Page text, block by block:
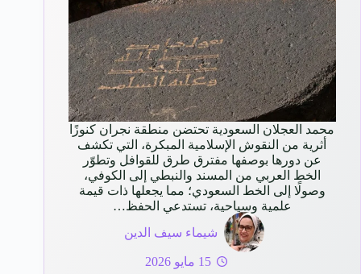
محمد العجلان السعودية تحتضن منطقة نجران كنوزًا
أثرية من النقوش الإسلامية المبكرة، التي تكشف
عن دورها بوصفها مفترق طرق للقوافل وتطوّر
الخط العربي من المسند والنبطي إلى الكوفي،
وصولًا إلى الخط السعودي؛ مما يجعلها ذات قيمة
علمية وسياحية، تستدعي الحفظ…
شيماء سيف الدين
15 مايو 2026